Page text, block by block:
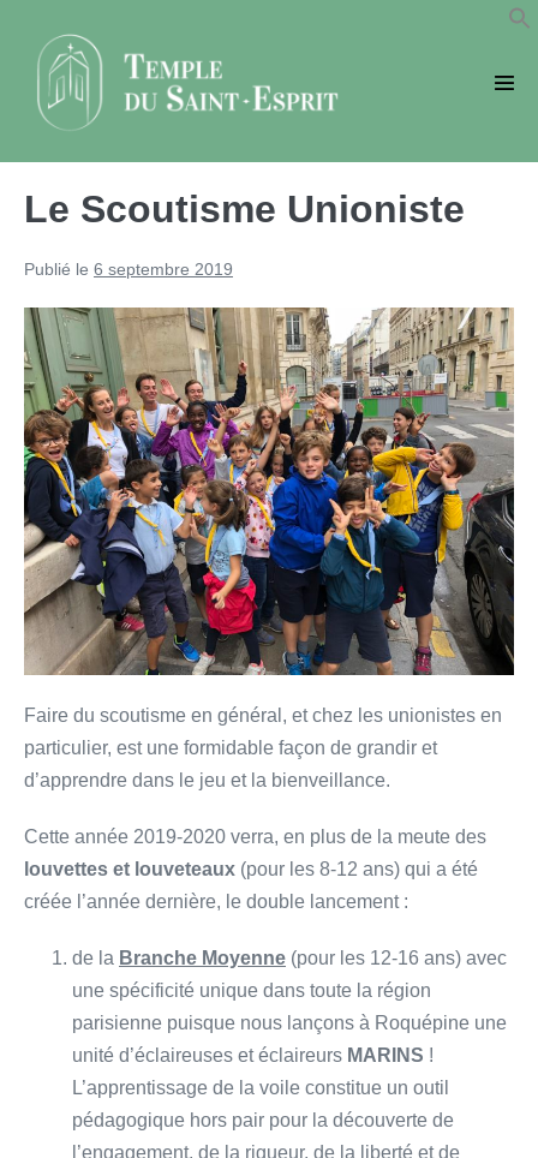
contenu
Le Scoutisme Unioniste
Publié le 6 septembre 2019
Faire du scoutisme en général, et chez les unionistes en
particulier, est une formidable façon de grandir et
d’apprendre dans le jeu et la bienveillance.
Cette année 2019-2020 verra, en plus de la meute des
louvettes et louveteaux (pour les 8-12 ans) qui a été
créée l’année dernière, le double lancement :
de la Branche Moyenne (pour les 12-16 ans) avec
une spécificité unique dans toute la région
parisienne puisque nous lançons à Roquépine une
unité d’éclaireuses et éclaireurs MARINS !
L’apprentissage de la voile constitue un outil
pédagogique hors pair pour la découverte de
l’engagement, de la rigueur, de la liberté et de